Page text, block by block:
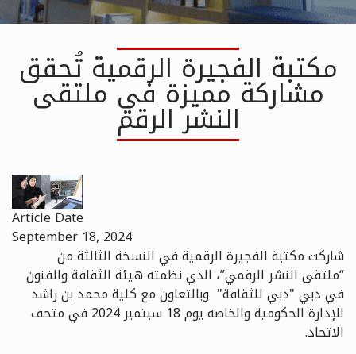
مكتبة الفجيرة الرقمية تُحقق
مشاركة مميزة في ملتقى
النشر الرقم
Article Date
September 18, 2024
شاركت مكتبة الفجيرة الرقمية في النسخة الثالثة من
“ملتقى النشر الرقمي”، الذي نظمته هيئة الثقافة والفنون
في دبي "دبي للثقافة" وبالتعاون مع كلية محمد بن راشد
للإدارة الحكومية والخاصه يوم 18 سبتمبر 2024 في متحف
الاتحاد.